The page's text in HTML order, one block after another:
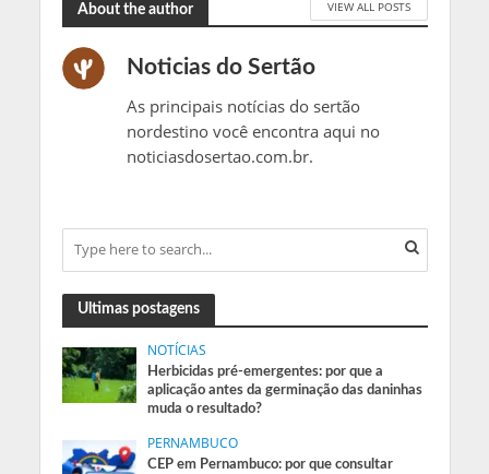
About the author VIEW ALL POSTS
Noticias do Sertão
As principais notícias do sertão
nordestino você encontra aqui no
noticiasdosertao.com.br.
Ultimas postagens
NOTÍCIAS
Herbicidas pré-emergentes: por que a
aplicação antes da germinação das daninhas
muda o resultado?
PERNAMBUCO
CEP em Pernambuco: por que consultar